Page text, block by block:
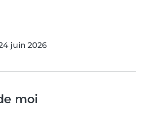
juin 2026
moi